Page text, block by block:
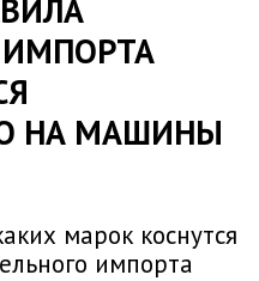
ИМПОРТА
НА МАШИНЫ
марок коснутся
импорта